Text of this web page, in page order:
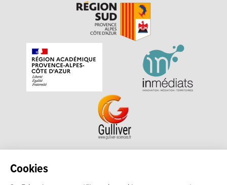
Cookies
Echosciences Sud Provence-Alpes-Côte d'Azur est à